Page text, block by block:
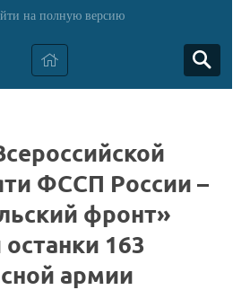
на полную версию
ФССП России –
фронт»
163
армии